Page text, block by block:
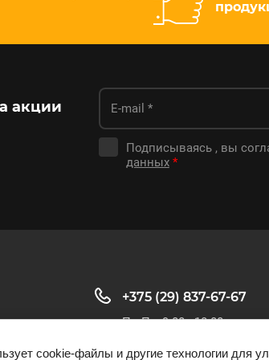
акции
Подписываясь , вы
данных *
+375 (29) 837-67-67
Пн-Пт: 9:00 - 18:00
cookie-файлы и другие технологии для